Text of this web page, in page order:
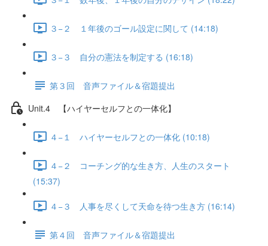
３−２ １年後のゴール設定に関して (14:18)
３−３ 自分の憲法を制定する (16:18)
第３回 音声ファイル＆宿題提出
Unit.4 【ハイヤーセルフとの一体化】
４−１ ハイヤーセルフとの一体化 (10:18)
４−２ コーチング的な生き方、人生のスタート
(15:37)
４−３ 人事を尽くして天命を待つ生き方 (16:14)
第４回 音声ファイル＆宿題提出